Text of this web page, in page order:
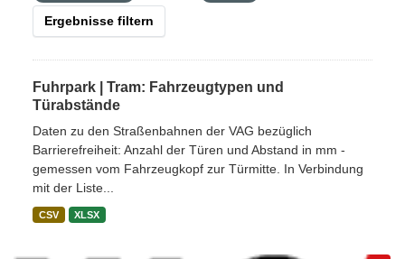
Ergebnisse filtern
Fuhrpark | Tram: Fahrzeugtypen und
Türabstände
Daten zu den Straßenbahnen der VAG bezüglich
Barrierefreiheit: Anzahl der Türen und Abstand in mm -
gemessen vom Fahrzeugkopf zur Türmitte. In Verbindung
mit der Liste...
CSV XLSX